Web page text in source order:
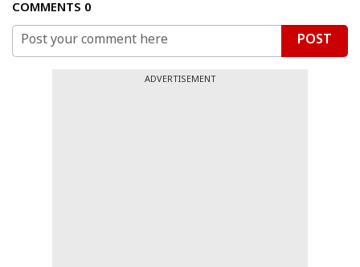
COMMENTS 0
POST
ADVERTISEMENT